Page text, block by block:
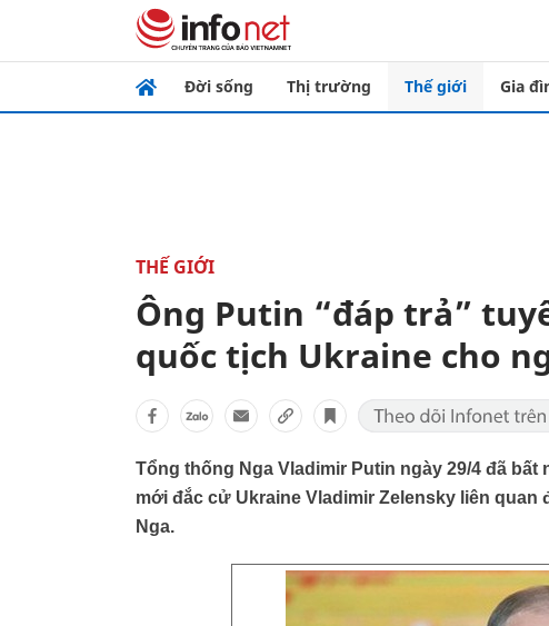
Đời sống Thị trường Thế giới Gia
THẾ GIỚI
Ông Putin “đáp trả”
quốc tịch Ukraine cho
Tổng thống Nga Vladimir Putin ngày 29/4 đã
mới đắc cử Ukraine Vladimir Zelensky liên
Nga.